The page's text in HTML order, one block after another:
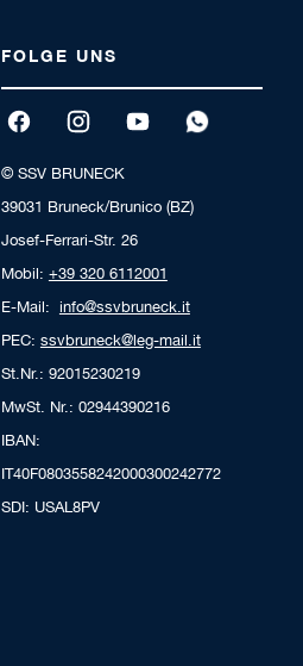
FOLGE UNS
© SSV BRUNECK
39031 Bruneck/Brunico (BZ)
Josef-Ferrari-Str. 26
Mobil: +39 320 6112001
E-Mail: info@ssvbruneck.it
PEC: ssvbruneck@leg-mail.it
St.Nr.: 92015230219
MwSt. Nr.: 02944390216
IBAN:
IT40F0803558242000300242772
SDI: USAL8PV